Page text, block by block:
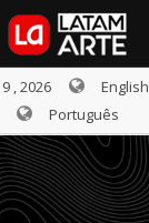
, 2026 English
Português